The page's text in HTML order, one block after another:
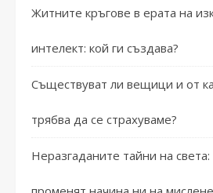
Житните кръгове в ерата на
интелект: кой ги създава?
Съществуват ли вещици и от
трябва да се страхуваме?
Неразгаданите тайни на